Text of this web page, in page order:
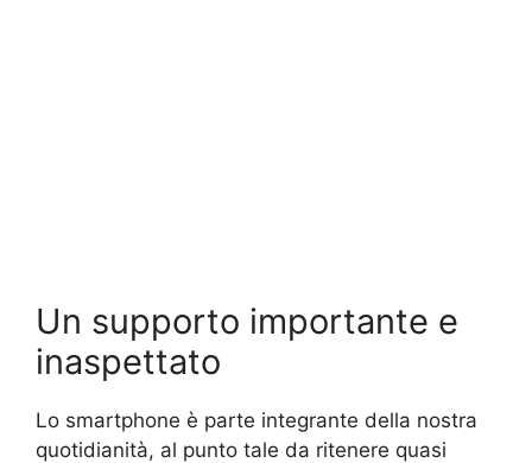
Un supporto importante e
inaspettato
Lo smartphone è parte integrante della nostra
quotidianità, al punto tale da ritenere quasi